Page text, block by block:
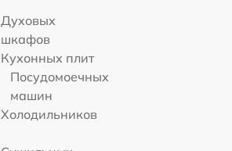
Духовых
шкафов
Кухонных плит
Посудомоечных
машин
Холодильников